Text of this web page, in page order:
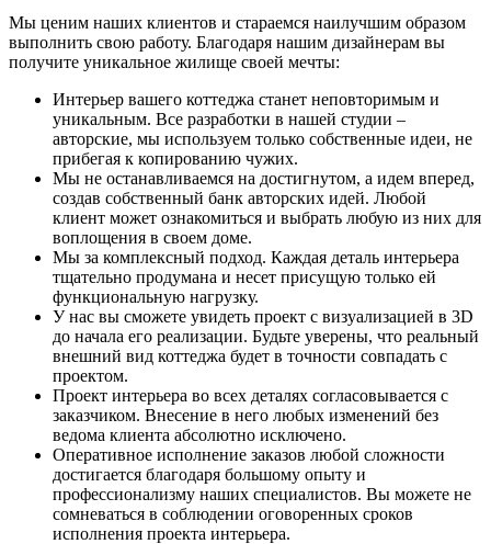
Мы ценим наших клиентов и стараемся наилучшим образом
выполнить свою работу. Благодаря нашим дизайнерам вы
получите уникальное жилище своей мечты:
Интерьер вашего коттеджа станет неповторимым и
уникальным. Все разработки в нашей студии –
авторские, мы используем только собственные идеи, не
прибегая к копированию чужих.
Мы не останавливаемся на достигнутом, а идем вперед,
создав собственный банк авторских идей. Любой
клиент может ознакомиться и выбрать любую из них для
воплощения в своем доме.
Мы за комплексный подход. Каждая деталь интерьера
тщательно продумана и несет присущую только ей
функциональную нагрузку.
У нас вы сможете увидеть проект с визуализацией в 3D
до начала его реализации. Будьте уверены, что реальный
внешний вид коттеджа будет в точности совпадать с
проектом.
Проект интерьера во всех деталях согласовывается с
заказчиком. Внесение в него любых изменений без
ведома клиента абсолютно исключено.
Оперативное исполнение заказов любой сложности
достигается благодаря большому опыту и
профессионализму наших специалистов. Вы можете не
сомневаться в соблюдении оговоренных сроков
исполнения проекта интерьера.